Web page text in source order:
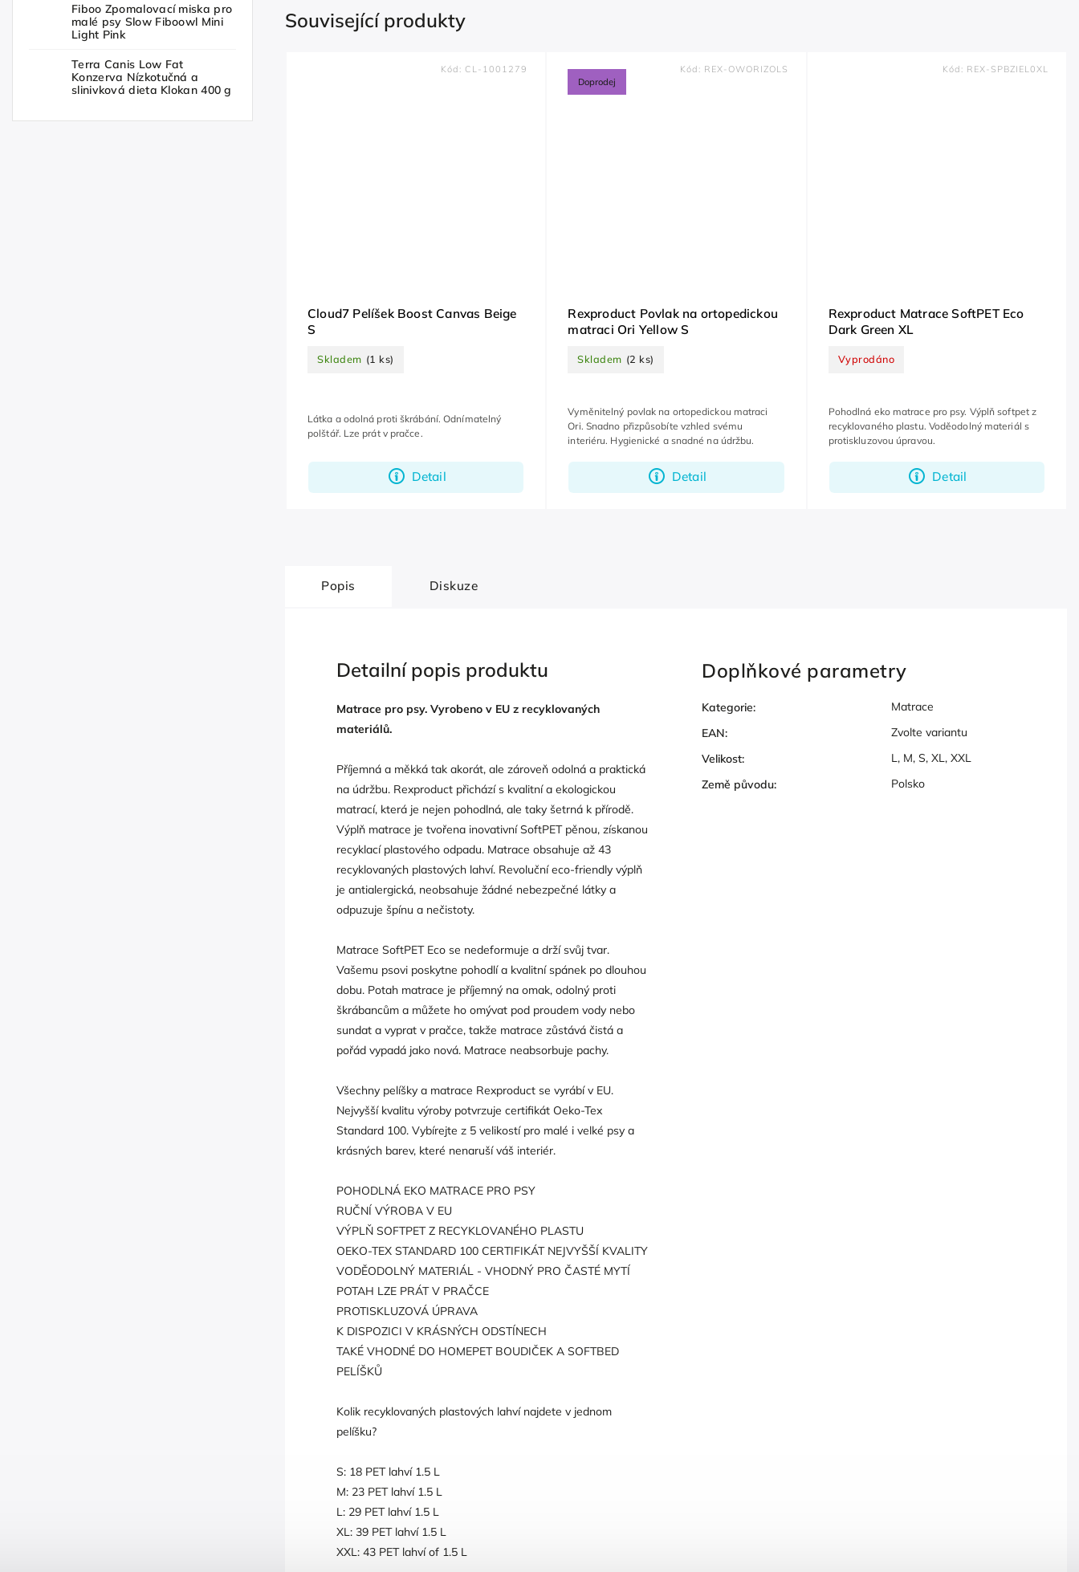
Fiboo Zpomalovací miska pro
malé psy Slow Fiboowl Mini
Light Pink
Terra Canis Low Fat
Konzerva Nízkotučná a
slinivková dieta Klokan 400 g
Související produkty
Cloud7 Pelíšek Boost Canvas Beige
S
Skladem (1 ks)
Detail
Látka a odolná proti škrábání. Odnímatelný
polštář. Lze prát v pračce.
Kód: CL-1001279
Doprodej
Rexproduct Povlak na ortopedickou
matraci Ori Yellow S
Skladem (2 ks)
Detail
Vyměnitelný povlak na ortopedickou matraci
Ori. Snadno přizpůsobíte vzhled svému
interiéru. Hygienické a snadné na údržbu.
Kód: REX-OWORIZOLS
Rexproduct Matrace SoftPET Eco
Dark Green XL
Vyprodáno
Detail
Pohodlná eko matrace pro psy. Výplň softpet z
recyklovaného plastu. Voděodolný materiál s
protiskluzovou úpravou.
Kód: REX-SPBZIEL0XL
Popis Diskuze
Detailní popis produktu
Matrace pro psy. Vyrobeno v EU z recyklovaných
materiálů.
Příjemná a měkká tak akorát, ale zároveň odolná a praktická
na údržbu. Rexproduct přichází s kvalitní a ekologickou
matrací, která je nejen pohodlná, ale taky šetrná k přírodě.
Výplň matrace je tvořena inovativní SoftPET pěnou, získanou
recyklací plastového odpadu. Matrace obsahuje až 43
recyklovaných plastových lahví. Revoluční eco-friendly výplň
je antialergická, neobsahuje žádné nebezpečné látky a
odpuzuje špínu a nečistoty.
Matrace SoftPET Eco se nedeformuje a drží svůj tvar.
Vašemu psovi poskytne pohodlí a kvalitní spánek po dlouhou
dobu. Potah matrace je příjemný na omak, odolný proti
škrábancům a můžete ho omývat pod proudem vody nebo
sundat a vyprat v pračce, takže matrace zůstává čistá a
pořád vypadá jako nová. Matrace neabsorbuje pachy.
Všechny pelíšky a matrace Rexproduct se vyrábí v EU.
Nejvyšší kvalitu výroby potvrzuje certifikát Oeko-Tex
Standard 100. Vybírejte z 5 velikostí pro malé i velké psy a
krásných barev, které nenaruší váš interiér.
POHODLNÁ EKO MATRACE PRO PSY
RUČNÍ VÝROBA V EU
VÝPLŇ SOFTPET Z RECYKLOVANÉHO PLASTU
OEKO-TEX STANDARD 100 CERTIFIKÁT NEJVYŠŠÍ KVALITY
VODĚODOLNÝ MATERIÁL - VHODNÝ PRO ČASTÉ MYTÍ
POTAH LZE PRÁT V PRAČCE
PROTISKLUZOVÁ ÚPRAVA
K DISPOZICI V KRÁSNÝCH ODSTÍNECH
TAKÉ VHODNÉ DO HOMEPET BOUDIČEK A SOFTBED
PELÍŠKŮ
Kolik recyklovaných plastových lahví najdete v jednom
pelíšku?
S: 18 PET lahví 1.5 L
M: 23 PET lahví 1.5 L
L: 29 PET lahví 1.5 L
XL: 39 PET lahví 1.5 L
XXL: 43 PET lahví of 1.5 L
Doplňkové parametry
Kategorie:
Matrace
EAN:
Zvolte variantu
Velikost:
L, M, S, XL, XXL
Země původu: Polsko